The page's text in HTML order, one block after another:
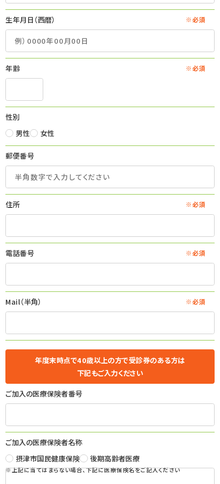
生年月日（西暦） ※必須
年齢 ※必須
性別
男性
女性
郵便番号
住所 ※必須
電話番号 ※必須
Mail（半角） ※必須
年度末時点で40歳以上の方で受診券のある方は
下記もご入力ください
ご加入の医療保険者番号
ご加入の医療保険者名称
摂津市国民健康保険
後期高齢者医療
※上記に当てはまらない場合、下記に医療保険名をご記入ください